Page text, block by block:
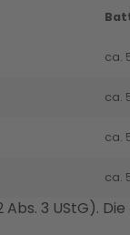
ca.
ca.
ca.
ca.
Abs. 3 UStG).